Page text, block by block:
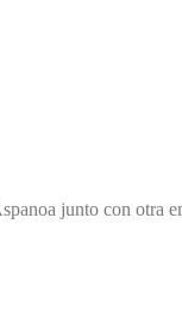
junto con otra